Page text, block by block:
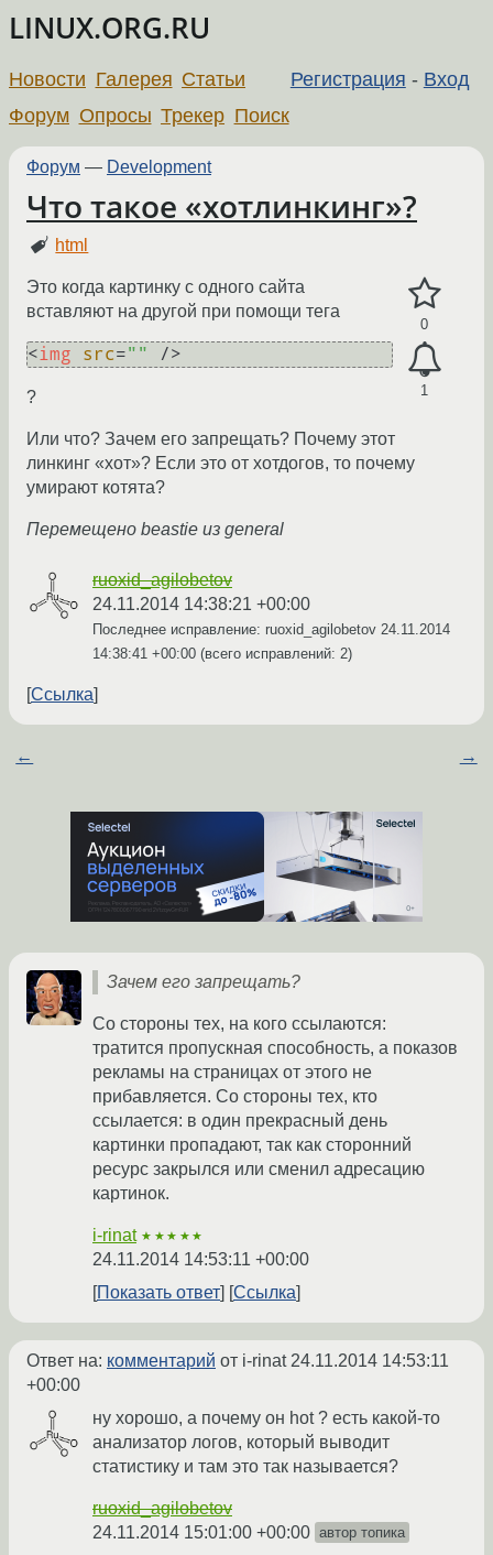
LINUX.ORG.RU
Регистрация - Вход
Новости Галерея Статьи
Форум Опросы Трекер Поиск
Форум — Development
Что такое «хотлинкинг»?
html
0
1
Это когда картинку с одного сайта
вставляют на другой при помощи тега
<img src="" />
?
Или что? Зачем его запрещать? Почему этот
линкинг «хот»? Если это от хотдогов, то почему
умирают котята?
Перемещено beastie из general
ruoxid_agilobetov
24.11.2014 14:38:21 +00:00
Последнее исправление: ruoxid_agilobetov 24.11.2014
14:38:41 +00:00 (всего исправлений: 2)
Ссылка
← →
Зачем его запрещать?
Со стороны тех, на кого ссылаются:
тратится пропускная способность, а показов
рекламы на страницах от этого не
прибавляется. Со стороны тех, кто
ссылается: в один прекрасный день
картинки пропадают, так как сторонний
ресурс закрылся или сменил адресацию
картинок.
i-rinat ★★★★★
24.11.2014 14:53:11 +00:00
Показать ответ
Ссылка
Ответ на: комментарий от i-rinat24.11.2014 14:53:11
+00:00
ну хорошо, а почему он hot ? есть какой-то
анализатор логов, который выводит
статистику и там это так называется?
ruoxid_agilobetov
24.11.2014 15:01:00 +00:00 автор топика